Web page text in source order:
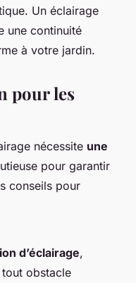
Un éclairage
une continuité
à votre jardin.
pour les
nécessite une
pour garantir
conseils pour
d’éclairage,
obstacle